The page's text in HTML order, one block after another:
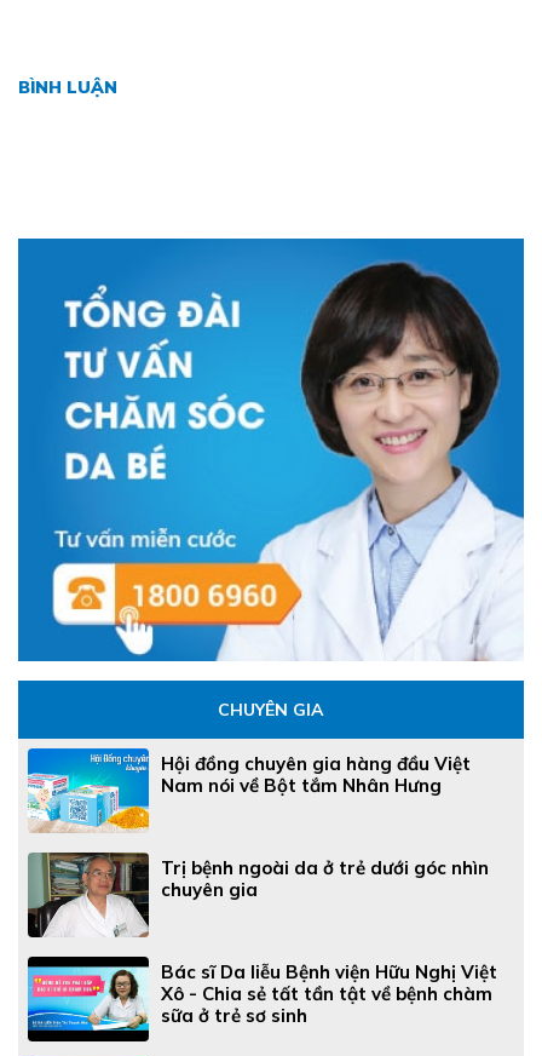
BÌNH LUẬN
CHUYÊN GIA
Hội đồng chuyên gia hàng đầu Việt
Nam nói về Bột tắm Nhân Hưng
Trị bệnh ngoài da ở trẻ dưới góc nhìn
chuyên gia
Bác sĩ Da liễu Bệnh viện Hữu Nghị Việt
Xô - Chia sẻ tất tần tật về bệnh chàm
sữa ở trẻ sơ sinh